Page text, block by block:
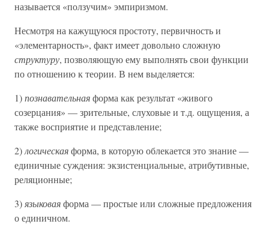
называется «ползучим» эмпиризмом.
Несмотря на кажущуюся простоту, первичность и
«элементарность», факт имеет довольно сложную
структуру, позволяющую ему выполнять свои функции
по отношению к теории. В нем выделяется:
1)познавательнаяформа как результат «живого
созерцания» — зрительные, слуховые и т.д. ощущения, а
также восприятие и представление;
2)логическаяформа, в которую облекается это знание —
единичные суждения: экзистенциальные, атрибутивные,
реляционные;
3)языковаяформа — простые или сложные предложения
о единичном.